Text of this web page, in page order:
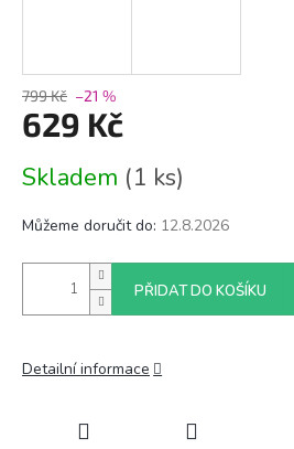
799 Kč –21 %
629 Kč
cena:
Skladem (1 ks)
Můžeme doručit do: 12.8.2026
PŘIDAT DO KOŠÍKU
Detailní informace